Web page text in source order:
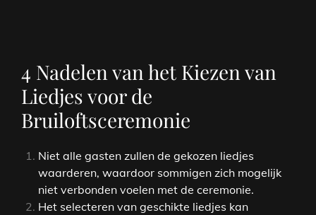
4 Nadelen van het Kiezen van
Liedjes voor de
Bruiloftsceremonie
Niet alle gasten zullen de gekozen liedjes
waarderen, waardoor sommigen zich mogelijk
niet verbonden voelen met de ceremonie.
Het selecteren van geschikte liedjes kan